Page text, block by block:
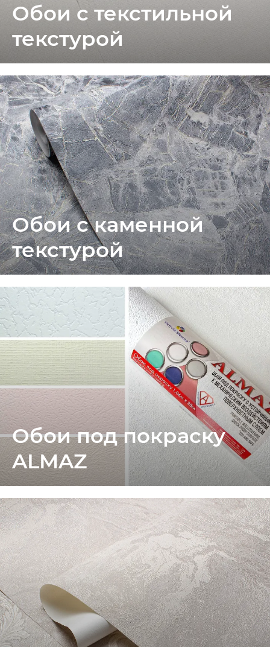
Обои с текстильной
текстурой
Обои с каменной
текстурой
Обои под покраску
ALMAZ